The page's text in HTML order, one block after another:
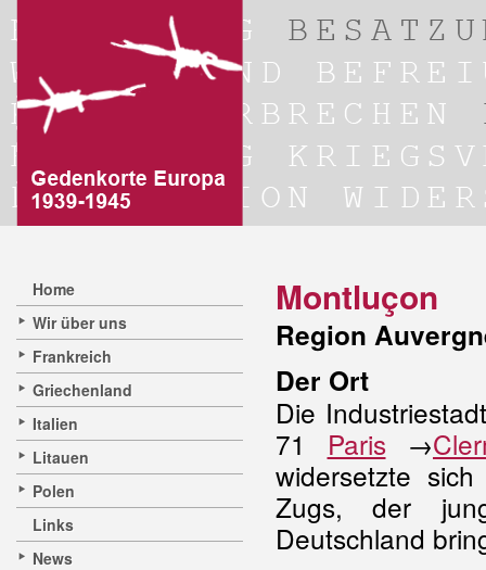
Home
Wir über uns
Frankreich
Griechenland
Italien
Litauen
Polen
Links
News
Montluçon
Region
Der Ort
Die
71 Paris →
widersetzte
Zugs, der
Deutschland